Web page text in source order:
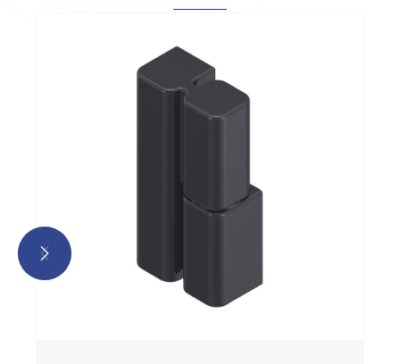

